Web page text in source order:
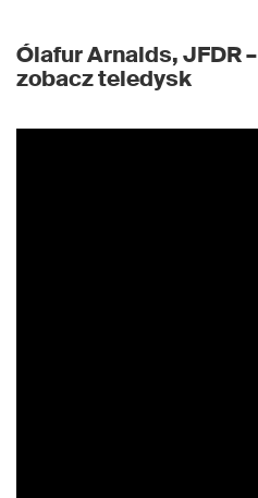
Ólafur Arnalds, JFDR –
zobacz teledysk